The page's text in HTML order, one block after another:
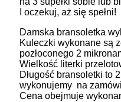
I oczekuj, aż się spełni!
Damska bransoletka
Kuleczki wykonane są
pozłoconego 2
Wielkość literki
Długość bransoletki to
wykonujemy na
Cena obejmuje